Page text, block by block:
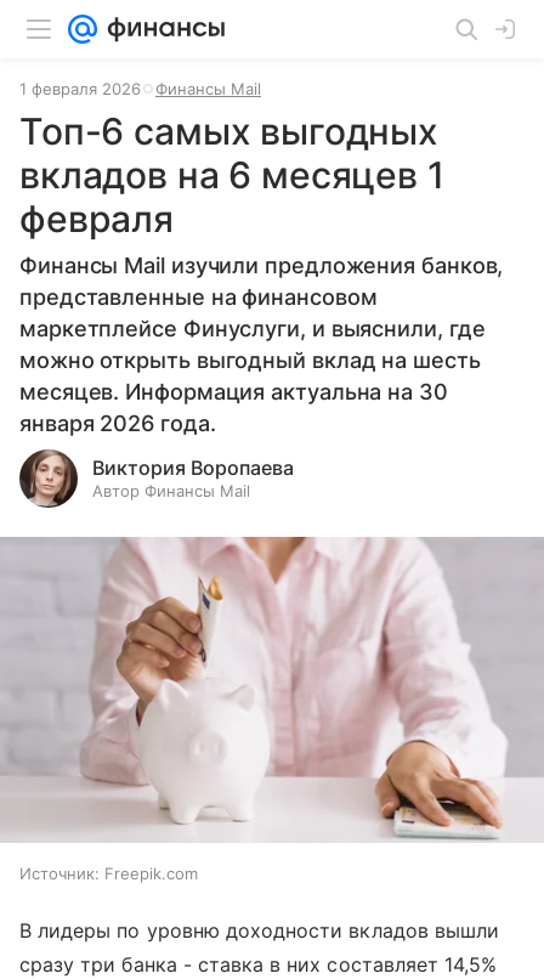
1 февраля 2026 Финансы Mail
Топ-6 самых выгодных
вкладов на 6 месяцев 1
февраля
Финансы Mail изучили предложения банков,
представленные на финансовом
маркетплейсе Финуслуги, и выяснили, где
можно открыть выгодный вклад на шесть
месяцев. Информация актуальна на 30
января 2026 года.
Виктория Воропаева
Автор Финансы Mail
Источник: Freepik.com
В лидеры по уровню доходности вкладов вышли
сразу три банка - ставка в них составляет 14,5%